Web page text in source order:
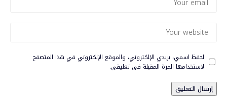
احفظ اسمي، بريدي الإلكتروني، والموقع الإلكتروني في هذا المتصفح
لاستخدامها المرة المقبلة في تعليقي.